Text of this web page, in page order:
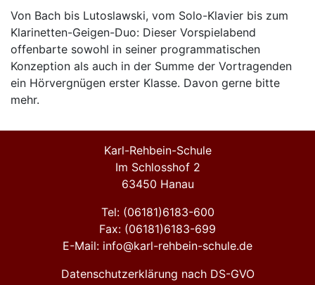
Von Bach bis Lutoslawski, vom Solo-Klavier bis zum
Klarinetten-Geigen-Duo: Dieser Vorspielabend
offenbarte sowohl in seiner programmatischen
Konzeption als auch in der Summe der Vortragenden
ein Hörvergnügen erster Klasse. Davon gerne bitte
mehr.
Karl-Rehbein-Schule
Im Schlosshof 2
63450 Hanau
Tel: (06181)6183-600
Fax: (06181)6183-699
E-Mail: info@karl-rehbein-schule.de
Datenschutzerklärung nach DS-GVO